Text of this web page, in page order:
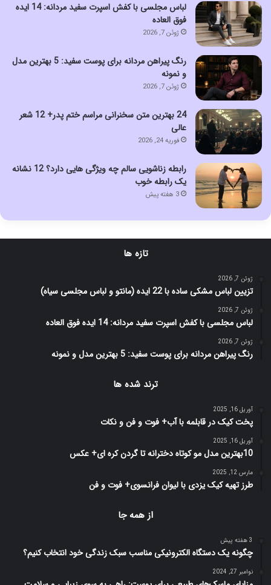
لباس مجلسی با کفش اسپرت سفید مردانه: 14 ایده
فوق العاده
ژوئن 7, 2026
رنگ پیراهن مردانه برای پوست سفید: 5 بهترین مدل
و نمونه
ژوئن 7, 2026
24 بهترین متن سخنرانی مراسم ختم پدر+ 12 شعر
عالی
فوریه 24, 2026
رابطه زناشویی سالم چه ویژگی هایی دارد؟ 12 نشانه
یک رابطه خوب
3 هفته پیش
تازه ها
ژوئن 7, 2026
تزیین لباس مشکی ساده با 22 ایده (مانتو و لباس مجلسی سیاه)
ژوئن 7, 2026
لباس مجلسی با کفش اسپرت سفید مردانه: 14 ایده فوق العاده
ژوئن 7, 2026
رنگ پیراهن مردانه برای پوست سفید: 5 بهترین مدل و نمونه
ترند شده ها
آوریل 16, 2025
پخت کیک در قابلمه با آب+ فوت و فن و نکات
آوریل 16, 2025
10بهترین مدل مو کوتاه دخترانه تا گردن کره ای+ عکس
مارس 12, 2025
طرز تهیه کیک یزدی با لیوان فرانسوی+ فوت و فن
از همه جا
3 هفته پیش
چگونه یک دستگاه الکترونیکی مناسب سبک زندگی خود انتخاب کنیم؟
نوامبر 27, 2024